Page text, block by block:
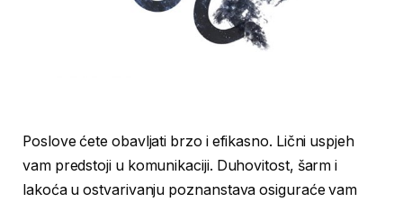
Poslove ćete obavljati brzo i efikasno. Lični uspjeh
vam predstoji u komunikaciji. Duhovitost, šarm i
lakoća u ostvarivanju poznanstava osiguraće vam